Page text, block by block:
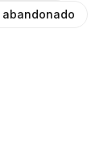
abandonado